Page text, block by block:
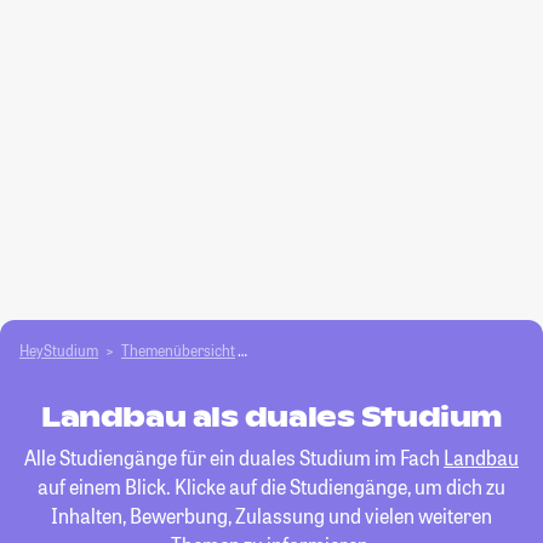
HeyStudium Themenübersicht
Landbau als duales Studium
Alle Studiengänge für ein duales Studium im Fach Landbau
auf einem Blick. Klicke auf die Studiengänge, um dich zu
Inhalten, Bewerbung, Zulassung und vielen weiteren